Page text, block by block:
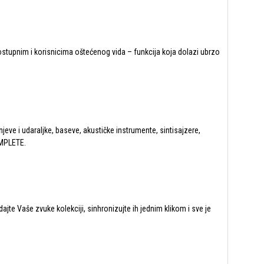
i korisnicima oštećenog vida – funkcija koja dolazi ubrzo
i udaraljke, baseve, akustičke instrumente, sintisajzere,
Vaše zvuke kolekciji, sinhronizujte ih jednim klikom i sve je